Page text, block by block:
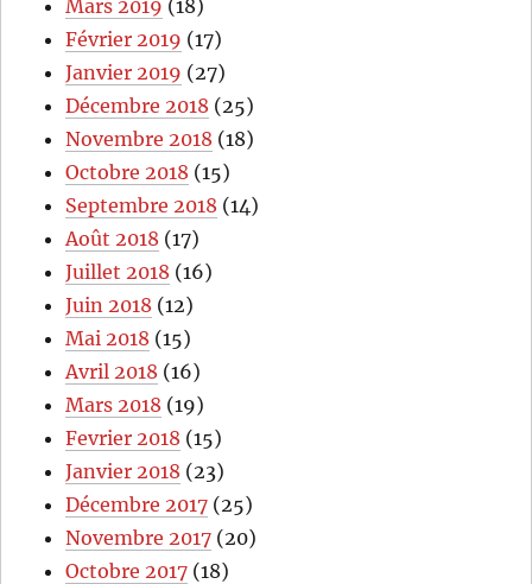
Mars 2019 (18)
Février 2019 (17)
Janvier 2019 (27)
Décembre 2018 (25)
Novembre 2018 (18)
Octobre 2018 (15)
Septembre 2018 (14)
Août 2018 (17)
Juillet 2018 (16)
Juin 2018 (12)
Mai 2018 (15)
Avril 2018 (16)
Mars 2018 (19)
Fevrier 2018 (15)
Janvier 2018 (23)
Décembre 2017 (25)
Novembre 2017 (20)
Octobre 2017 (18)